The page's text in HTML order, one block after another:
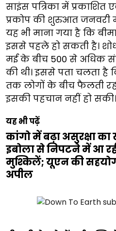
साइंस पत्रिका में प्रकाशित
प्रकोप की शुरुआत जनवरी में
यह भी माना गया है कि
इससे पहले हो सकती है।
मई के बीच 500 से अधिक
की थी। इससे पता चलता है
तक लोगों के बीच फैलती
इसकी पहचान नहीं हो सकी।
यह भी पढ़ें
कांगो में बढ़ा असुरक्षा का
इबोला से निपटने में आ
मुश्किलें; यूएन की
अपील